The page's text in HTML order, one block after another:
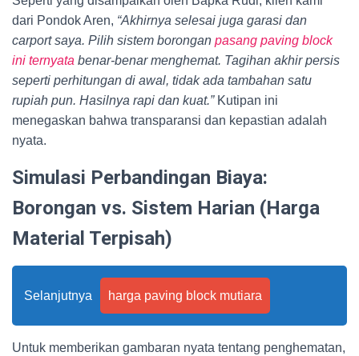
dari Pondok Aren, “Akhirnya selesai juga garasi dan
carport saya. Pilih sistem borongan pasang paving block
ini ternyata benar-benar menghemat. Tagihan akhir persis
seperti perhitungan di awal, tidak ada tambahan satu
rupiah pun. Hasilnya rapi dan kuat.”Kutipan ini
menegaskan bahwa transparansi dan kepastian adalah
nyata.
Simulasi Perbandingan Biaya:
Borongan vs. Sistem Harian (Harga
Material Terpisah)
Selanjutnya harga paving block mutiara
Untuk memberikan gambaran nyata tentang penghematan,